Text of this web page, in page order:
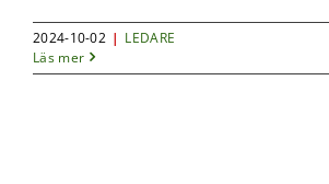
2024-10-02 | LEDARE
Läs mer